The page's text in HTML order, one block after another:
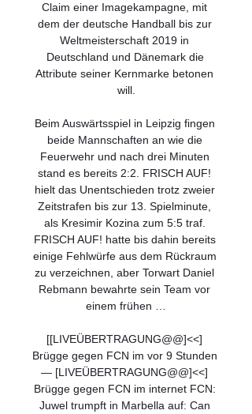
Claim einer Imagekampagne, mit
dem der deutsche Handball bis zur
Weltmeisterschaft 2019 in
Deutschland und Dänemark die
Attribute seiner Kernmarke betonen
will.
Beim Auswärtsspiel in Leipzig fingen
beide Mannschaften an wie die
Feuerwehr und nach drei Minuten
stand es bereits 2:2. FRISCH AUF!
hielt das Unentschieden trotz zweier
Zeitstrafen bis zur 13. Spielminute,
als Kresimir Kozina zum 5:5 traf.
FRISCH AUF! hatte bis dahin bereits
einige Fehlwürfe aus dem Rückraum
zu verzeichnen, aber Torwart Daniel
Rebmann bewahrte sein Team vor
einem frühen …
[[LIVEÜBERTRAGUNG@@]<<]
Brügge gegen FCN im vor 9 Stunden
— [LIVEÜBERTRAGUNG@@]<<]
Brügge gegen FCN im internet FCN:
Juwel trumpft in Marbella auf: Can